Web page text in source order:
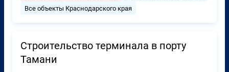
Все объекты Краснодарского края
Cтроительство терминала в порту
Тамани